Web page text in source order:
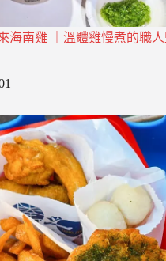
海南雞 ｜溫體雞慢煮的職